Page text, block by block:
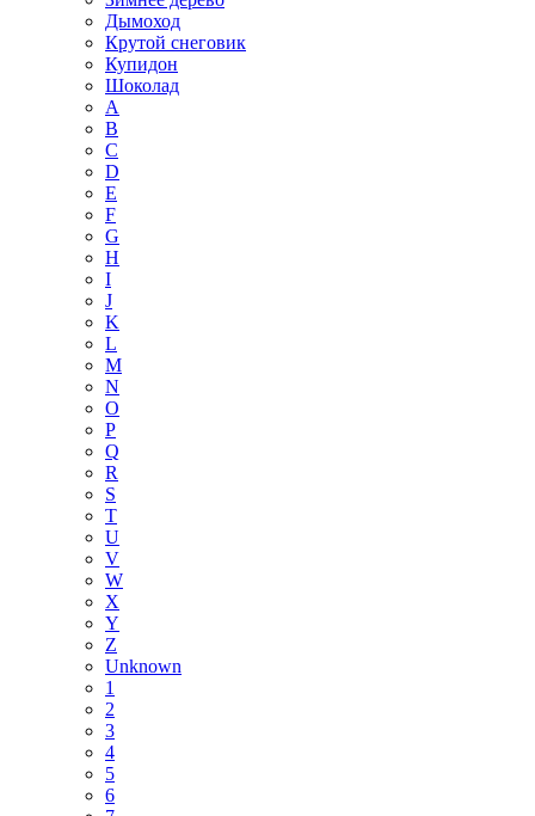
Дымоход
Крутой снеговик
Купидон
Шоколад
A
B
C
D
E
F
G
H
I
J
K
L
M
N
O
P
Q
R
S
T
U
V
W
X
Y
Z
Unknown
1
2
3
4
5
6